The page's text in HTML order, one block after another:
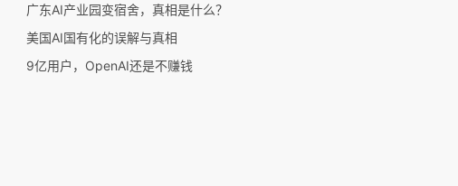
广东AI产业园变宿舍，真相是什么？
美国AI国有化的误解与真相
9亿用户，OpenAI还是不赚钱